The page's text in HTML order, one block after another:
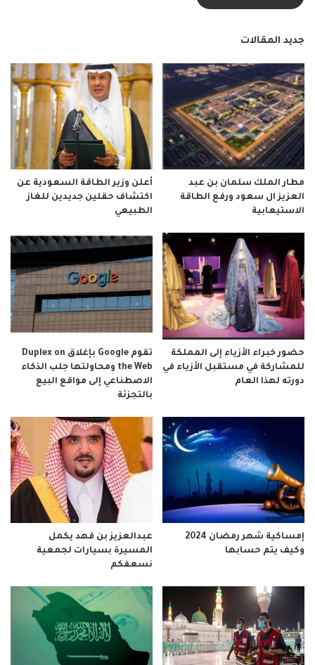
جديد المقالات
مطار الملك سلمان بن عبد
العزيز ال سعود ورفع الطاقة
الاستيعابية
أعلن وزير الطاقة السعودية عن
اكتشاف حقلين جديدين للغاز
الطبيعي
حضور خبراء الأزياء إلى المملكة
للمشاركة في مستقبل الأزياء في
دورته لهذا العام
تقوم Google بإغلاق Duplex on
the Web ومحاولتها جلب الذكاء
الاصطناعي إلى مواقع البيع
بالتجزئة
إمساكية شهر رمضان 2024
وكيف يتم حسابها
عبدالعزيز بن فهد يكمل
المسيرة بسيارات لجمعية
نسعفكم